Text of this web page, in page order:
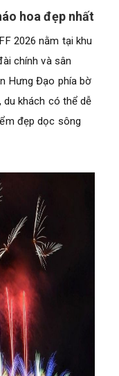
hoa đẹp nhất
2026 nằm tại khu
chính và sân
Hưng Đạo phía bờ
khách có thể dễ
đẹp dọc sông